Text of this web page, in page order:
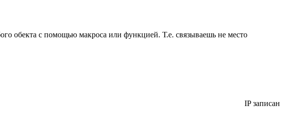
обекта с помощью макроса или функцией. Т.е. связываешь не место
IP записан